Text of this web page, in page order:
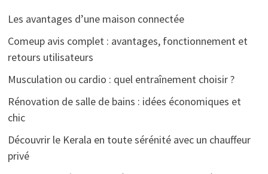
Les avantages d’une maison connectée
Comeup avis complet : avantages, fonctionnement et
retours utilisateurs
Musculation ou cardio : quel entraînement choisir ?
Rénovation de salle de bains : idées économiques et
chic
Découvrir le Kerala en toute sérénité avec un chauffeur
privé